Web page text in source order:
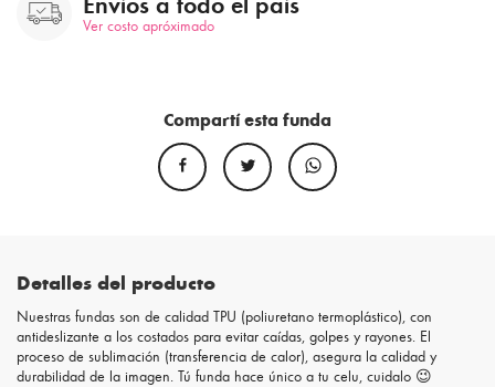
Ver costo apróximado
Compartí esta funda
Detalles del producto
Nuestras fundas son de calidad TPU (poliuretano termoplástico), con
antideslizante a los costados para evitar caídas, golpes y rayones. El
proceso de sublimación (transferencia de calor), asegura la calidad y
durabilidad de la imagen. Tú funda hace único a tu celu, cuidalo 😉